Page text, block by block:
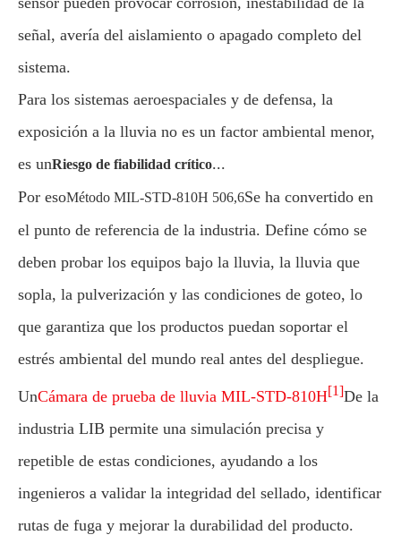
señal, avería del aislamiento o apagado completo del
sistema.
Para los sistemas aeroespaciales y de defensa, la
exposición a la lluvia no es un factor ambiental menor,
es unRiesgo de fiabilidad crítico...
Por esoMétodo MIL-STD-810H 506,6Se ha convertido en
el punto de referencia de la industria. Define cómo se
deben probar los equipos bajo la lluvia, la lluvia que
sopla, la pulverización y las condiciones de goteo, lo
que garantiza que los productos puedan soportar el
estrés ambiental del mundo real antes del despliegue.
UnCámara de prueba de lluvia MIL-STD-810H[1]De la
industria LIB permite una simulación precisa y
repetible de estas condiciones, ayudando a los
ingenieros a validar la integridad del sellado, identificar
rutas de fuga y mejorar la durabilidad del producto.